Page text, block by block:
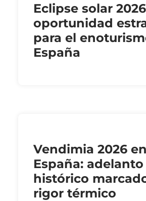
Eclipse solar
oportunidad
para el
España
Vendimia 2026 en
España: adelanto
histórico
rigor térmico